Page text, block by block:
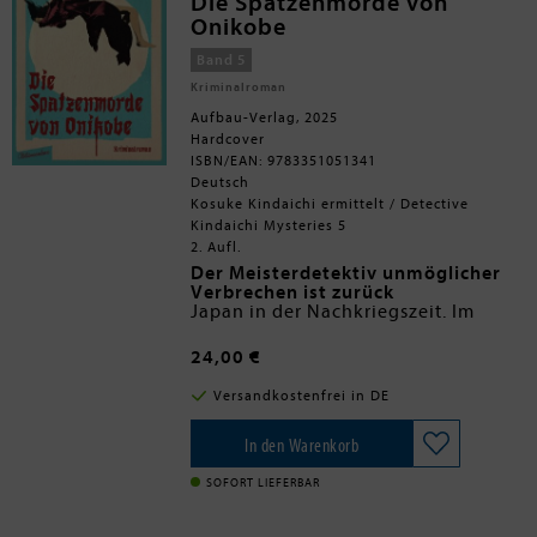
Onikobe
Band 5
Kriminalroman
Aufbau-Verlag, 2025
Hardcover
ISBN/EAN: 9783351051341
Deutsch
Kosuke Kindaichi ermittelt / Detective
Kindaichi Mysteries 5
2. Aufl.
Der Meisterdetektiv unmöglicher
Verbrechen ist zurück
Japan in der Nachkriegszeit. Im
sorgen mysteriöse Todesfälle für
Entsetzen: Die Opfer werden in
grotesken Posen aufgefunden, als
wären sie Teil eines makabren
Spiels. Was hat es mit dem alten
Kinderlied auf sich, zu dem die Spur
Kosuke Kindaichi führt? Um dieses
teuflische Rätsel zu lösen, muss der
24,00 €
Versandkostenfrei in DE
In den Warenkorb
SOFORT LIEFERBAR